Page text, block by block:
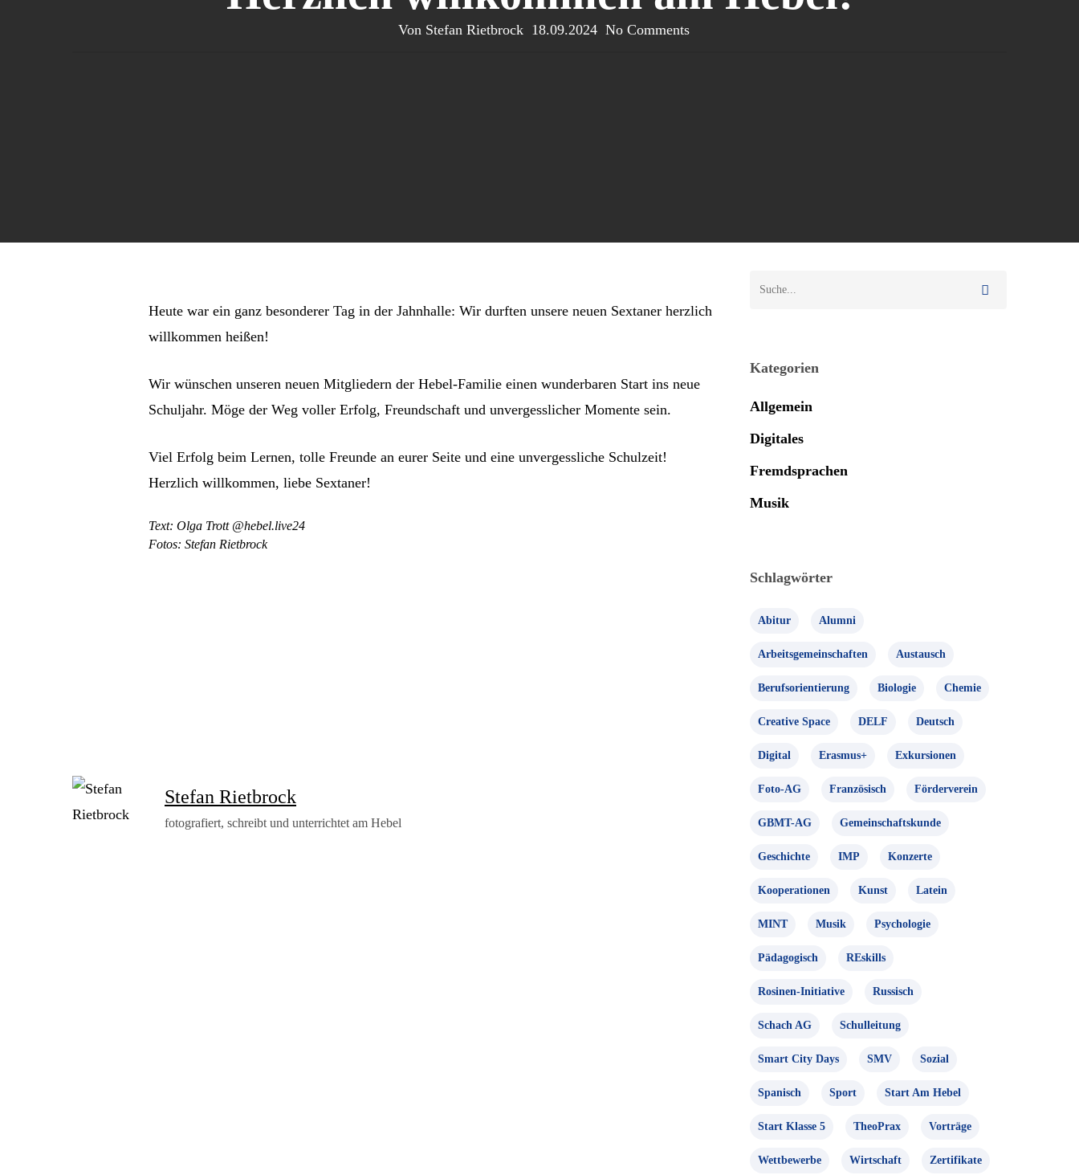
Von Stefan Rietbrock 18.09.2024 No Comments
Heute war ein ganz besonderer Tag in der Jahnhalle: Wir durften unsere neuen Sextaner herzlich
willkommen heißen!
Wir wünschen unseren neuen Mitgliedern der Hebel-Familie einen wunderbaren Start ins neue
Schuljahr. Möge der Weg voller Erfolg, Freundschaft und unvergesslicher Momente sein.
Viel Erfolg beim Lernen, tolle Freunde an eurer Seite und eine unvergessliche Schulzeit!
Herzlich willkommen, liebe Sextaner!
Text: Olga Trott @hebel.live24
Fotos: Stefan Rietbrock
Stefan Rietbrock
fotografiert, schreibt und unterrichtet am Hebel
Kategorien
Allgemein
Digitales
Fremdsprachen
Musik
Schlagwörter
Abitur Alumni
Arbeitsgemeinschaften Austausch
Berufsorientierung Biologie Chemie
Creative Space DELF Deutsch
Digital Erasmus+ Exkursionen
Foto-AG Französisch Förderverein
GBMT-AG Gemeinschaftskunde
Geschichte IMP Konzerte
Kooperationen Kunst Latein
MINT Musik Psychologie
Pädagogisch REskills
Rosinen-Initiative Russisch
Schach AG Schulleitung
Smart City Days SMV Sozial
Spanisch Sport Start Am Hebel
Start Klasse 5 TheoPrax Vorträge
Wettbewerbe Wirtschaft Zertifikate